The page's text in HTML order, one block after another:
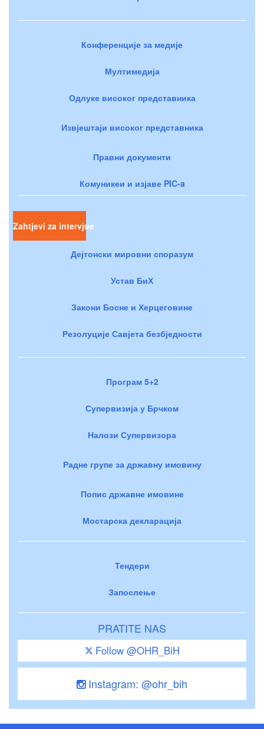
Конференције за медије
Мултимедија
Одлуке високог представника
Извјештаји високог представника
Правни документи
Комуникеи и изјаве PIC-a
Zahtjevi za intervjue
Дејтонски мировни споразум
Устав БиХ
Закони Босне и Херцеговине
Резолуције Савјета безбједности
Програм 5+2
Супервизија у Брчком
Налози Супервизора
Радне групе за државну имовину
Попис државне имовине
Мостарска декларација
Тендери
Запослење
PRATITE NAS
Follow @OHR_BiH
Instagram: @ohr_bih